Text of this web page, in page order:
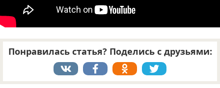
Понравилась статья? Поделись с друзьями: